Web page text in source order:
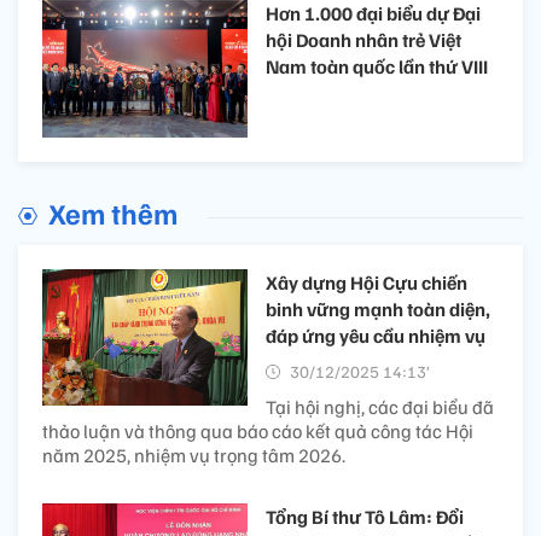
Hơn 1.000 đại biểu dự Đại
hội Doanh nhân trẻ Việt
Nam toàn quốc lần thứ VIII
Xem thêm
Xây dựng Hội Cựu chiến
binh vững mạnh toàn diện,
đáp ứng yêu cầu nhiệm vụ
30/12/2025 14:13’
Tại hội nghị, các đại biểu đã
thảo luận và thông qua báo cáo kết quả công tác Hội
năm 2025, nhiệm vụ trọng tâm 2026.
Tổng Bí thư Tô Lâm: Đổi